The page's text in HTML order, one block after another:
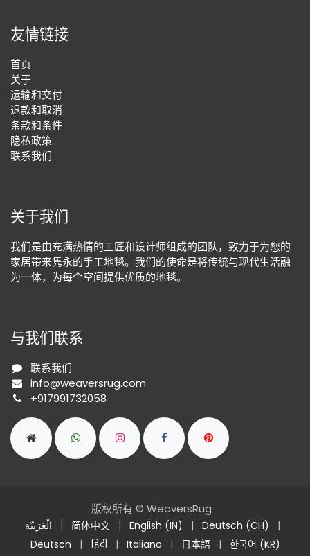
友情链接
首页
关于
运输和交付
退款和取消
条款和条件
隐私政策
联系我们
关于我们
我们是由充满热情的工匠和设计师组成的团队，致力于为您的
家居带来隽永的手工地毯。我们的使命是将传统与现代生活融
为一体，为每个空间提供优质的地毯。
与我们联系
联系我们
info@weaversrug.com
+917991732058
版权所有 © WeaversRug
الْعَرَبيّة | 简体中文 | English (IN) | Deutsch (CH)
|
Deutsch
| हिंदी | Italiano | 日本語 | 한국어 (KR)